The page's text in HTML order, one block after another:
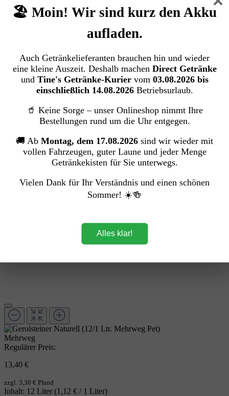
Gerolsteiner Naturell (12/1 Ltr. Mehrweg
Pet)
Bildergalerie überspringen
Mehrweg
Regulärer Preis:
13,40 €
zzgl. 3,30 € Pfand
Inhalt: 12 Liter (1,12 € / 1 Liter)
🏖️ Moin! Wir sind kurz den Akku
aufladen.
Auch Getränkelieferanten brauchen hin und wieder
eine kleine Auszeit. Deshalb machen Direct Getränke
und Tine's Getränke-Kuriervom 03.08.2026 bis
einschließlich 14.08.2026Betriebsurlaub.
🥤 Keine Sorge – unser Onlineshop nimmt Ihre
Bestellungen rund um die Uhr entgegen.
🚚 Ab Montag, dem 17.08.2026 sind wir wieder mit
vollen Fahrzeugen, guter Laune und jeder Menge
Getränkekisten für Sie unterwegs.
Vielen Dank für Ihr Verständnis und einen schönen
Sommer! ☀️🍻
Alles klar!